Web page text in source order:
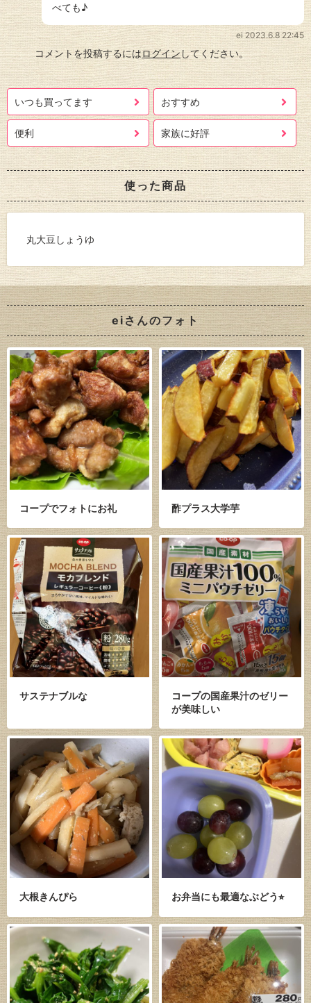
べても♪
ei2023.6.8 22:45
コメントを投稿するにはログイン してください。
いつも買ってます おすすめ
便利 家族に好評
使った商品
丸大豆しょうゆ
eiさんのフォト
コープでフォトにお礼 酢プラス大学芋
サステナブルな
コープの国産果汁のゼリー
が美味しい
大根きんぴら お弁当にも最適なぶどう⭐︎